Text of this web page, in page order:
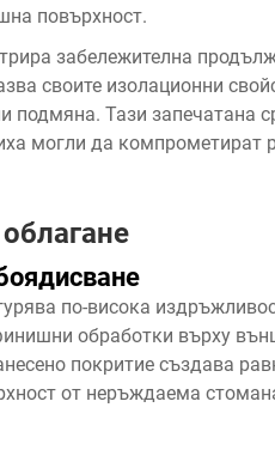
повърхност.
забележителна
своите изолационни
подмяна. Тази запечатана
могли да компрометират
по-висока
обработки върху
покритие създава
от неръждаема